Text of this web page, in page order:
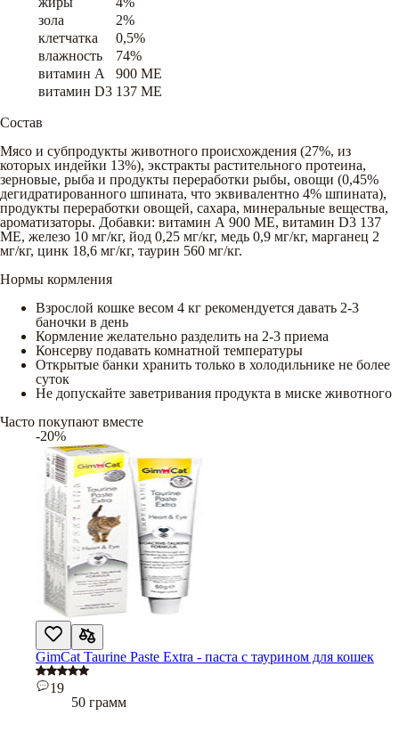
зола
2%
клетчатка
0,5%
влажность
74%
витамин A
900 ME
витамин D3 137 ME
Состав
Мясо и субпродукты животного происхождения (27%, из
которых индейки 13%), экстракты растительного протеина,
зерновые, рыба и продукты переработки рыбы, овощи (0,45%
дегидратированного шпината, что эквивалентно 4% шпината),
продукты переработки овощей, сахара, минеральные вещества,
ароматизаторы. Добавки: витамин А 900 МЕ, витамин D3 137
МЕ, железо 10 мг/кг, йод 0,25 мг/кг, медь 0,9 мг/кг, марганец 2
мг/кг, цинк 18,6 мг/кг, таурин 560 мг/кг.
Нормы кормления
Взрослой кошке весом 4 кг рекомендуется давать 2-3
баночки в день
Кормление желательно разделить на 2-3 приема
Консерву подавать комнатной температуры
Открытые банки хранить только в холодильнике не более
суток
Не допускайте заветривания продукта в миске животного
Часто покупают вместе
-20%
GimCat Taurine Paste Extra - паста с таурином для кошек
19
50 грамм